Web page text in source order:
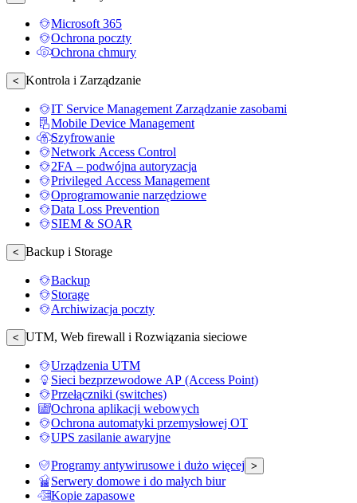
Microsoft 365
Ochrona poczty
Ochrona chmury
< Kontrola i Zarządzanie
IT Service Management Zarządzanie zasobami
Mobile Device Management
Szyfrowanie
Network Access Control
2FA – podwójna autoryzacja
Privileged Access Management
Oprogramowanie narzędziowe
Data Loss Prevention
SIEM & SOAR
< Backup i Storage
Backup
Storage
Archiwizacja poczty
< UTM, Web firewall i Rozwiązania sieciowe
Urządzenia UTM
Sieci bezprzewodowe AP (Access Point)
Przełączniki (switches)
Ochrona aplikacji webowych
Ochrona automatyki przemysłowej OT
UPS zasilanie awaryjne
Programy antywirusowe i dużo więcej >
Serwery domowe i do małych biur
Kopie zapasowe